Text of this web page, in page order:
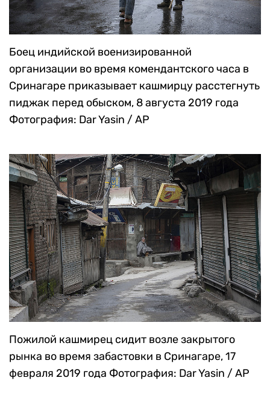
Боец индийской военизированной
организации во время комендантского часа в
Сринагаре приказывает кашмирцу расстегнуть
пиджак перед обыском, 8 августа 2019 года
Фотография: Dar Yasin / AP
Пожилой кашмирец сидит возле закрытого
рынка во время забастовки в Сринагаре, 17
февраля 2019 года Фотография: Dar Yasin / AP